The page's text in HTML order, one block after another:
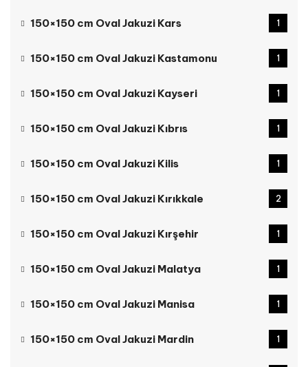
150×150 cm Oval Jakuzi Kars 1
150×150 cm Oval Jakuzi Kastamonu 1
150×150 cm Oval Jakuzi Kayseri 1
150×150 cm Oval Jakuzi Kıbrıs 1
150×150 cm Oval Jakuzi Kilis 1
150×150 cm Oval Jakuzi Kırıkkale 2
150×150 cm Oval Jakuzi Kırşehir 1
150×150 cm Oval Jakuzi Malatya 1
150×150 cm Oval Jakuzi Manisa 1
150×150 cm Oval Jakuzi Mardin 1